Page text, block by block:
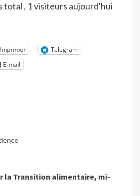
total , 1 visiteurs aujourd'hui
Imprimer
Telegram
E-mail
la Transition alimentaire, mi-